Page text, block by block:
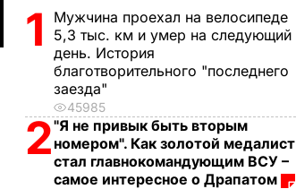
1
Мужчина проехал на велосипеде
5,3 тыс. км и умер на следующий
день. История
благотворительного "последнего
заезда"
45985
2"Я не привык быть вторым
номером". Как золотой медалист
стал главнокомандующим ВСУ –
самое интересное о Драпатом